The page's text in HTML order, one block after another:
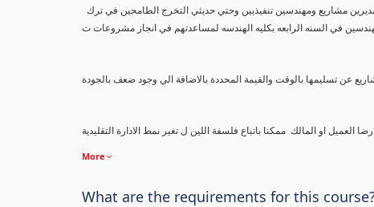
في السنه الرابعه بكليه الهندسه لمساعدتهم في انجاز مشروعات ت
More
What are the requirements for this